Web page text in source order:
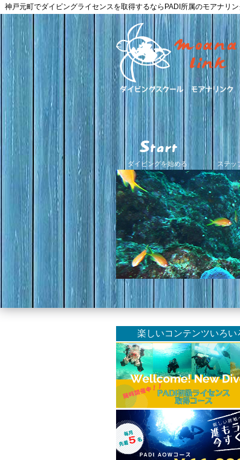
神戸元町でダイビングライセンスを取得するならPADI所属のモアナリ
ダイビングを始める ステッ
楽しいコンテンツいろい